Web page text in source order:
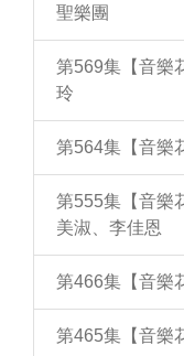
聖樂團
第569集【音樂
玲
第564集【音樂
第555集【音樂
美淑、李佳恩
第466集【音樂
第465集【音樂